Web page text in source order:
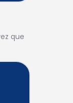
que